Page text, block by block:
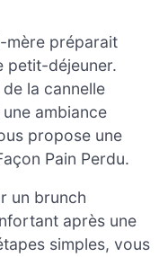
mère préparait
petit-déjeuner.
de la cannelle
ambiance
propose une
Pain Perdu.
un brunch
après une
simples, vous